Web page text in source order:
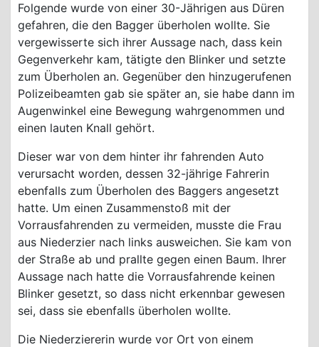
Folgende wurde von einer 30-Jährigen aus Düren
gefahren, die den Bagger überholen wollte. Sie
vergewisserte sich ihrer Aussage nach, dass kein
Gegenverkehr kam, tätigte den Blinker und setzte
zum Überholen an. Gegenüber den hinzugerufenen
Polizeibeamten gab sie später an, sie habe dann im
Augenwinkel eine Bewegung wahrgenommen und
einen lauten Knall gehört.
Dieser war von dem hinter ihr fahrenden Auto
verursacht worden, dessen 32-jährige Fahrerin
ebenfalls zum Überholen des Baggers angesetzt
hatte. Um einen Zusammenstoß mit der
Vorrausfahrenden zu vermeiden, musste die Frau
aus Niederzier nach links ausweichen. Sie kam von
der Straße ab und prallte gegen einen Baum. Ihrer
Aussage nach hatte die Vorrausfahrende keinen
Blinker gesetzt, so dass nicht erkennbar gewesen
sei, dass sie ebenfalls überholen wollte.
Die Niederziererin wurde vor Ort von einem